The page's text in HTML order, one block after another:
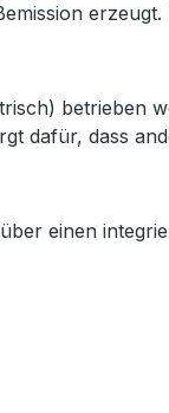
erzeugt.
betrieben
dafür, dass
einen